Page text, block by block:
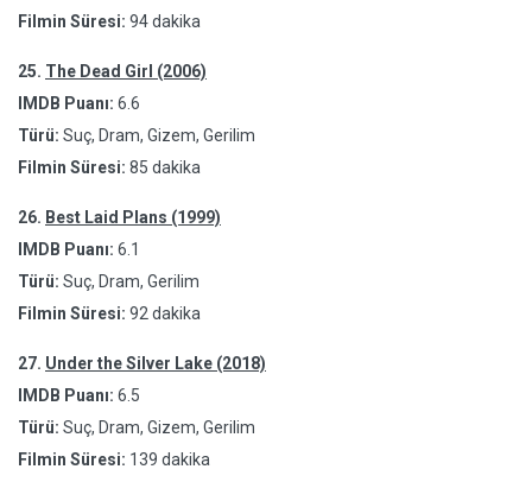
Filmin Süresi: 94 dakika
25. The Dead Girl (2006)
IMDB Puanı: 6.6
Türü: Suç, Dram, Gizem, Gerilim
Filmin Süresi: 85 dakika
26. Best Laid Plans (1999)
IMDB Puanı: 6.1
Türü: Suç, Dram, Gerilim
Filmin Süresi: 92 dakika
27. Under the Silver Lake (2018)
IMDB Puanı: 6.5
Türü: Suç, Dram, Gizem, Gerilim
Filmin Süresi: 139 dakika